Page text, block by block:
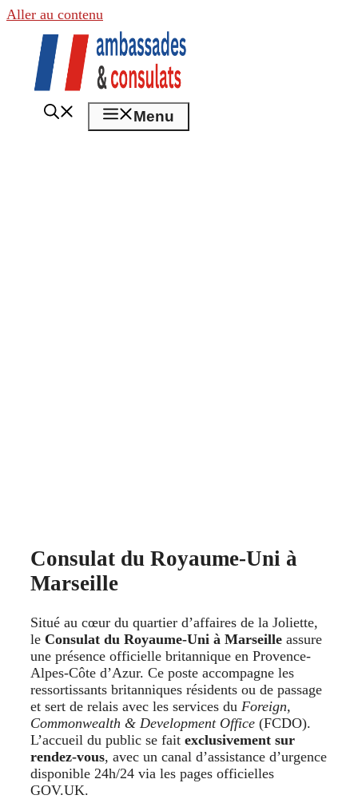
Aller au contenu
Menu
Consulat du Royaume-Uni à
Marseille
Situé au cœur du quartier d’affaires de la Joliette,
le Consulat du Royaume-Uni à Marseille assure
une présence officielle britannique en Provence-
Alpes-Côte d’Azur. Ce poste accompagne les
ressortissants britanniques résidents ou de passage
et sert de relais avec les services du Foreign,
Commonwealth & Development Office (FCDO).
L’accueil du public se fait exclusivement sur
rendez-vous, avec un canal d’assistance d’urgence
disponible 24h/24 via les pages officielles
GOV.UK.